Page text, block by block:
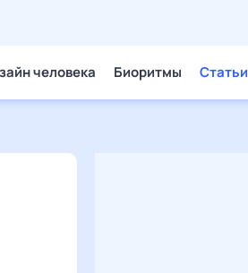
человека Биоритмы Статьи